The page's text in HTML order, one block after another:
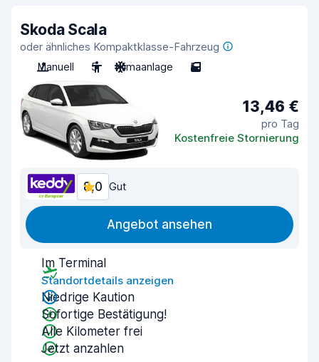
Skoda Scala
oder ähnliches Kompaktklasse-Fahrzeug
Manuell
5 Klimaanlage 5
13,46 €
pro Tag
Kostenfreie Stornierung
8,0 Gut
Angebot ansehen
Im Terminal
Standortdetails anzeigen
Niedrige Kaution
Sofortige Bestätigung!
Alle Kilometer frei
Jetzt anzahlen